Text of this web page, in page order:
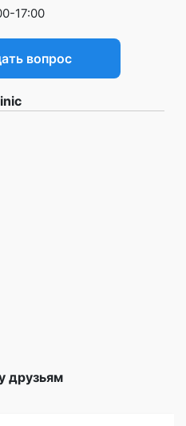
17:00
вопрос
друзьям